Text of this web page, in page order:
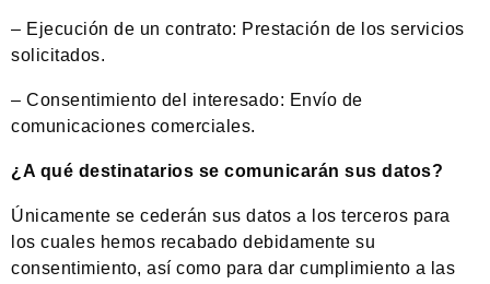
– Ejecución de un contrato: Prestación de los servicios
solicitados.
– Consentimiento del interesado: Envío de
comunicaciones comerciales.
¿A qué destinatarios se comunicarán sus datos?
Únicamente se cederán sus datos a los terceros para
los cuales hemos recabado debidamente su
consentimiento, así como para dar cumplimiento a las